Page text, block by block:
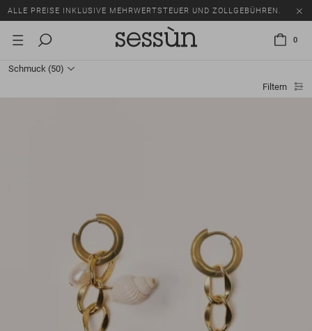
SALE: BIS ZU -50% AUF EINE AUSWAHL AN ARTIKELN.
ALLE PREISE INKLUSIVE MEHRWERTSTEUER UND ZOLLGEBÜHREN.
ALLE PREISE INKLUSIVE MEHRWERTSTEUER UND ZOLLGEBÜHREN.
0
Schmuck (50)
Filtern